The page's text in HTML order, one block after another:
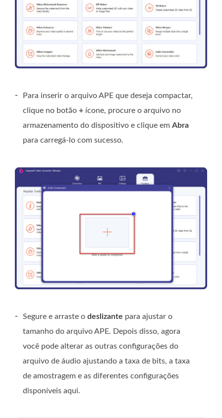
-
Para inserir o arquivo APE que deseja compactar,
clique no botão + ícone, procure o arquivo no
armazenamento do dispositivo e clique em Abra
para carregá-lo com sucesso.
- Segure e arraste o deslizante para ajustar o
tamanho do arquivo APE. Depois disso, agora
você pode alterar as outras configurações do
arquivo de áudio ajustando a taxa de bits, a taxa
de amostragem e as diferentes configurações
disponíveis aqui.